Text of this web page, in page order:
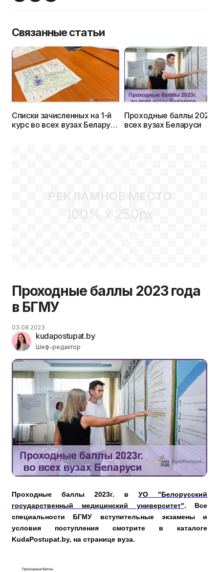
Связанные статьи
Списки зачисленных на 1-й
курс во всех вузах Беларуси
Проходные баллы
всех вузах Беларуси
РЕКЛАМНОЕ МЕСТО
100% x 250px
Проходные баллы 2023 года
в БГМУ
kudapostupat.by
Шеф-редактор
03.08.2023
Проходные баллы 2023г. в УО "Белорусский
государственный медицинский университет". Все
специальности БГМУ вступительные экзамены и
условия поступления смотрите в каталоге
KudaPostupat.by, на странице вуза.